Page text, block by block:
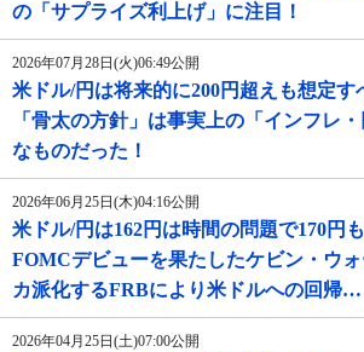
の「サプライズ利上げ」に注目！
2026年07月28日(火)06:49公開
米ドル/円は将来的に200円超えも想定
「骨太の方針」は事実上の「インフレ
なものだった！
2026年06月25日(木)04:16公開
米ドル/円は162円は時間の問題で170円
FOMCデビューを果たしたケビン・ウ
カ派化するFRBにより米ドルへの回帰…
2026年04月25日(土)07:00公開